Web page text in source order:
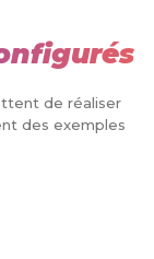
de réaliser
des exemples